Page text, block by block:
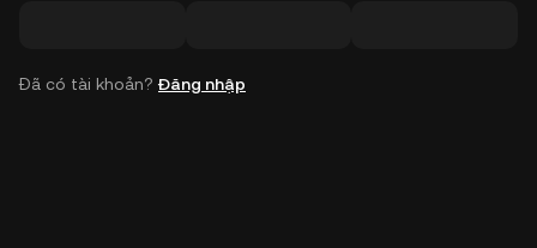
Đã có tài khoản? Đăng nhập